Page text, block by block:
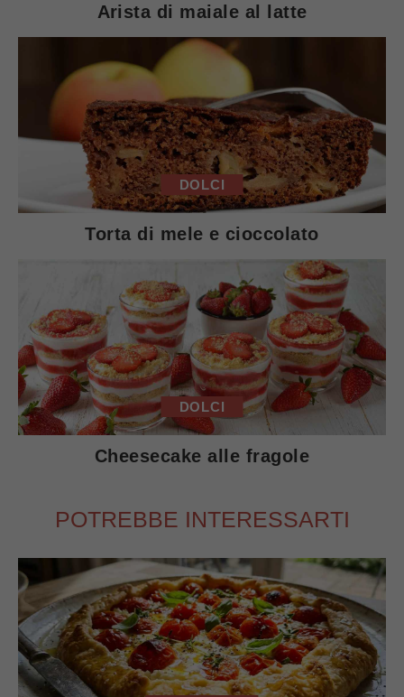
Arista di maiale al latte
DOLCI
Torta di mele e cioccolato
DOLCI
Cheesecake alle fragole
POTREBBE INTERESSARTI